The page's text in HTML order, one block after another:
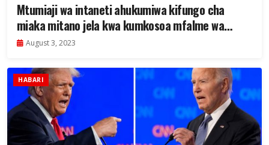
Mtumiaji wa intaneti ahukumiwa kifungo cha
miaka mitano jela kwa kumkosoa mfalme wa
Morocco
August 3, 2023
HABARI